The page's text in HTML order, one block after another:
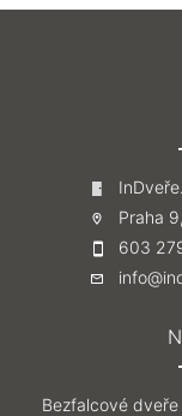
Praha
603
Bezfalcové